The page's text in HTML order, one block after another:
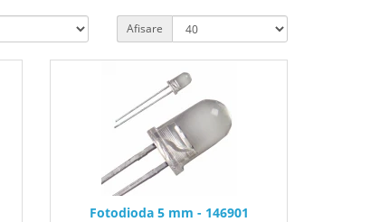
Afisare
Fotodioda 5 mm - 146901